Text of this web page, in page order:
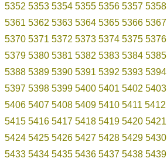
5352 5353 5354 5355 5356 5357 5358
5361 5362 5363 5364 5365 5366 5367
5370 5371 5372 5373 5374 5375 5376
5379 5380 5381 5382 5383 5384 5385
5388 5389 5390 5391 5392 5393 5394
5397 5398 5399 5400 5401 5402 5403
5406 5407 5408 5409 5410 5411 5412
5415 5416 5417 5418 5419 5420 5421
5424 5425 5426 5427 5428 5429 5430
5433 5434 5435 5436 5437 5438 5439